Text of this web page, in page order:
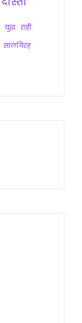
युद्ध राही
सालगिरह